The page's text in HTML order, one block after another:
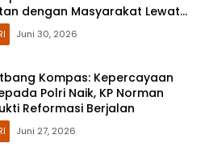
dengan Masyarakat Lewat
Juni 30, 2026
Kompas: Kepercayaan
Polri Naik, KP Norman
Reformasi Berjalan
Juni 27, 2026